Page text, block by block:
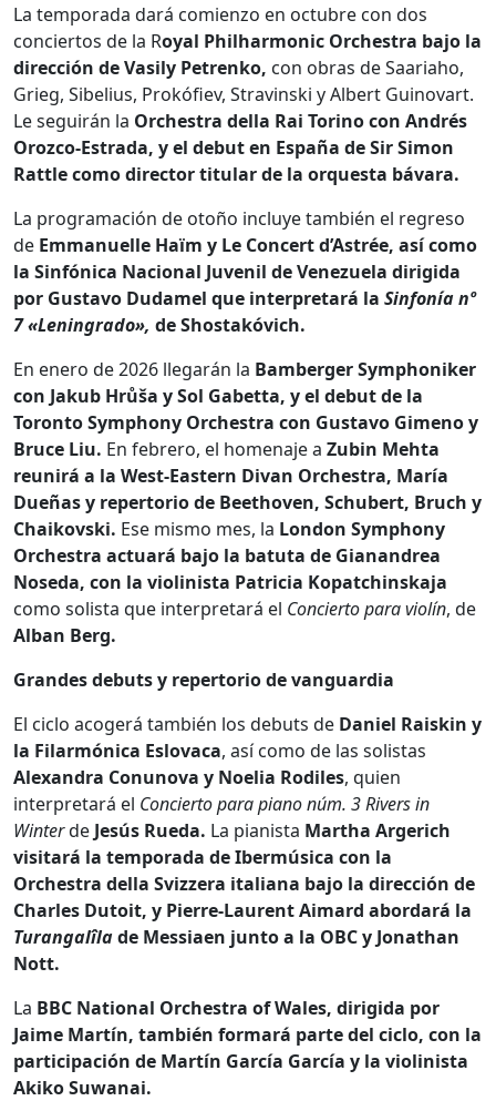
La temporada dará comienzo en octubre con dos
conciertos de la Royal Philharmonic Orchestra bajo la
dirección de Vasily Petrenko, con obras de Saariaho,
Grieg, Sibelius, Prokófiev, Stravinski y Albert Guinovart.
Le seguirán la Orchestra della Rai Torino con Andrés
Orozco-Estrada, y el debut en España de Sir Simon
Rattle como director titular de la orquesta bávara.
La programación de otoño incluye también el regreso
de Emmanuelle Haïm y Le Concert d’Astrée, así como
la Sinfónica Nacional Juvenil de Venezuela dirigida
por Gustavo Dudamel que interpretará la Sinfonía nº
7 «Leningrado», de Shostakóvich.
En enero de 2026 llegarán la Bamberger Symphoniker
con Jakub Hrůša y Sol Gabetta, y el debut de la
Toronto Symphony Orchestra con Gustavo Gimeno y
Bruce Liu. En febrero, el homenaje a Zubin Mehta
reunirá a la West-Eastern Divan Orchestra, María
Dueñas y repertorio de Beethoven, Schubert, Bruch y
Chaikovski. Ese mismo mes, la London Symphony
Orchestra actuará bajo la batuta de Gianandrea
Noseda, con la violinista Patricia Kopatchinskaja
como solista que interpretará el Concierto para violín, de
Alban Berg.
Grandes debuts y repertorio de vanguardia
El ciclo acogerá también los debuts de Daniel Raiskin y
la Filarmónica Eslovaca, así como de las solistas
Alexandra Conunova y Noelia Rodiles, quien
interpretará el Concierto para piano núm. 3 Rivers in
Winterde Jesús Rueda. La pianista Martha Argerich
visitará la temporada de Ibermúsica con la
Orchestra della Svizzera italiana bajo la dirección de
Charles Dutoit, y Pierre-Laurent Aimard abordará la
Turangalîlade Messiaen junto a la OBC y Jonathan
Nott.
La BBC National Orchestra of Wales, dirigida por
Jaime Martín, también formará parte del ciclo, con la
participación de Martín García García y la violinista
Akiko Suwanai.